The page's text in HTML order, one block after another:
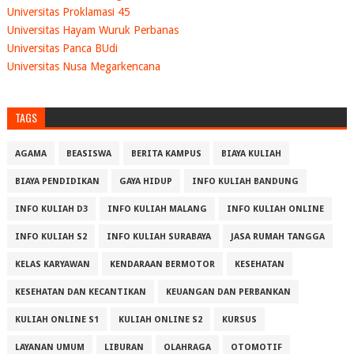
Universitas Proklamasi 45
Universitas Hayam Wuruk Perbanas
Universitas Panca BUdi
Universitas Nusa Megarkencana
TAGS
AGAMA BEASISWA BERITA KAMPUS BIAYA KULIAH
BIAYA PENDIDIKAN GAYA HIDUP INFO KULIAH BANDUNG
INFO KULIAH D3 INFO KULIAH MALANG INFO KULIAH ONLINE
INFO KULIAH S2 INFO KULIAH SURABAYA JASA RUMAH TANGGA
KELAS KARYAWAN KENDARAAN BERMOTOR KESEHATAN
KESEHATAN DAN KECANTIKAN KEUANGAN DAN PERBANKAN
KULIAH ONLINE S1 KULIAH ONLINE S2 KURSUS
LAYANAN UMUM LIBURAN OLAHRAGA OTOMOTIF